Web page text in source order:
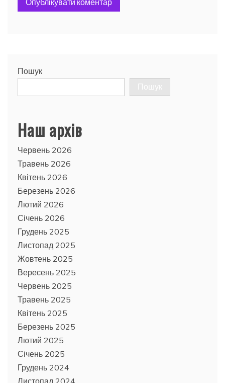
Пошук
Пошук
Наш архів
Червень 2026
Травень 2026
Квітень 2026
Березень 2026
Лютий 2026
Січень 2026
Грудень 2025
Листопад 2025
Жовтень 2025
Вересень 2025
Червень 2025
Травень 2025
Квітень 2025
Березень 2025
Лютий 2025
Січень 2025
Грудень 2024
Листопад 2024